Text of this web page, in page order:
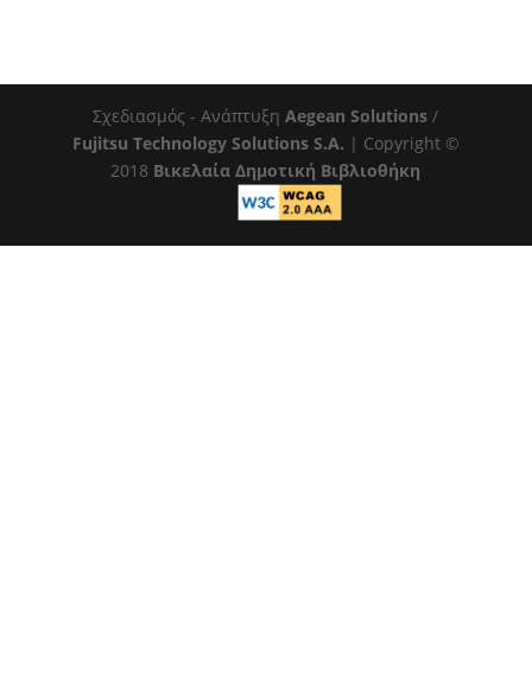
Σχεδιασμός - ΑνάπτυξηAegean Solutions /
Fujitsu Technology Solutions S.A. | Copyright ©
2018 Βικελαία Δημοτική Βιβλιοθήκη